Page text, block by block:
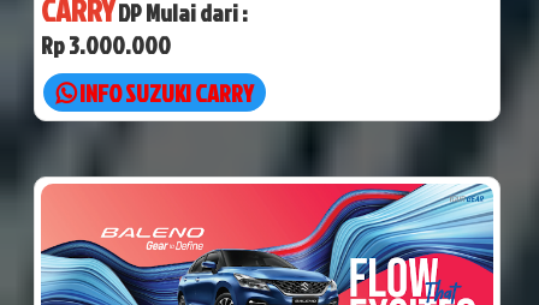
CARRYDP Mulai dari :
Rp 3.000.000
INFO SUZUKI CARRY